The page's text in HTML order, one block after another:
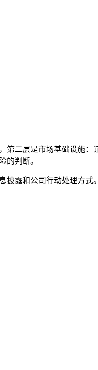
二层是市场基础设施：
的判断。
露和公司行动处理方式